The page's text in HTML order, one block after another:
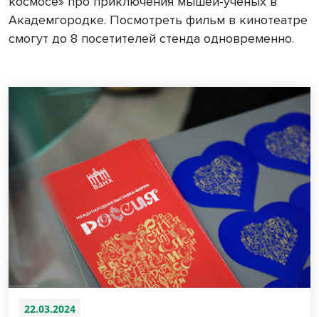
Академгородке. Посмотреть фильм в кинотеатре
смогут до 8 посетителей стенда одновременно.
22.03.2024